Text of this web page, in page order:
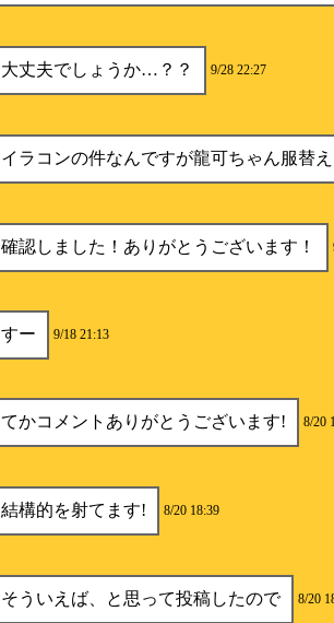
大丈夫でしょうか…？？ 9/28 22:27
イラコンの件なんですが龍可ちゃん服替
確認しました！ありがとうございます！
すー 9/18 21:13
てかコメントありがとうございます! 8/20
結構的を射てます! 8/20 18:39
そういえば、と思って投稿したので 8/20